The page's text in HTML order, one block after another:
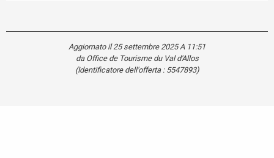
Aggiornato il 25 settembre 2025 A 11:51
da Office de Tourisme du Val d'Allos
(Identificatore dell'offerta : 5547893)